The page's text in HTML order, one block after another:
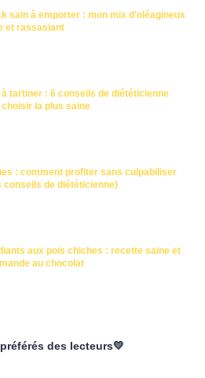
sain à emporter : mon mix d’oléagineux
et rassasiant
à tartiner : 6 conseils de diététicienne
la plus saine
: comment profiter sans culpabiliser
conseils de diététicienne)
aux pois chiches : recette saine et
au chocolat
des lecteurs💛